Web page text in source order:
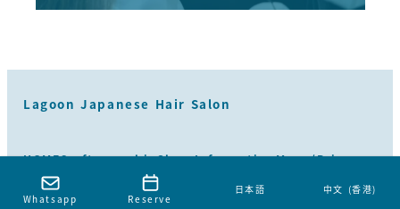
Lagoon Japanese Hair Salon
HOMECraftsmanshipShop InformationMenu/Price
Haircatalog
ReviewBlog
Whatsapp Reserve
日本語 中文 (香港)